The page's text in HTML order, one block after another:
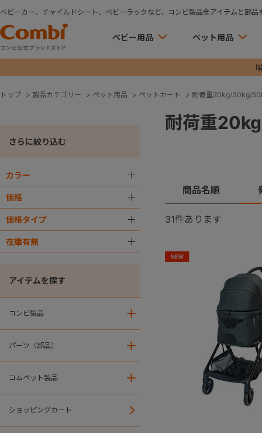
ベビーカー、チャイルドシート、ベビーラックなど、コンビ製品全アイテムと部品
ベビー用品 ペット用品
トップ > 製品カテゴリー > ペット用品 > ペットカート > 耐荷重20kg/30kg/
さらに絞り込む
カラー
価格
価格タイプ
在庫有無
アイテムを探す
コンビ製品
パーツ（部品）
コムペット製品
ショッピングカート
耐荷重
商品名順
31件あります